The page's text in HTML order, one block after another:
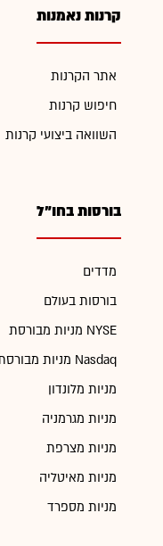
קרנות נאמנות
אתר הקרנות
חיפוש קרנות
השוואה ביצועי קרנות
בורסות בחו"ל
מדדים
בורסות בעולם
מניות מבורסת NYSE
מניות מבורסת Nasdaq
מניות מלונדון
מניות מגרמניה
מניות מצרפת
מניות מאיטליה
מניות מספרד